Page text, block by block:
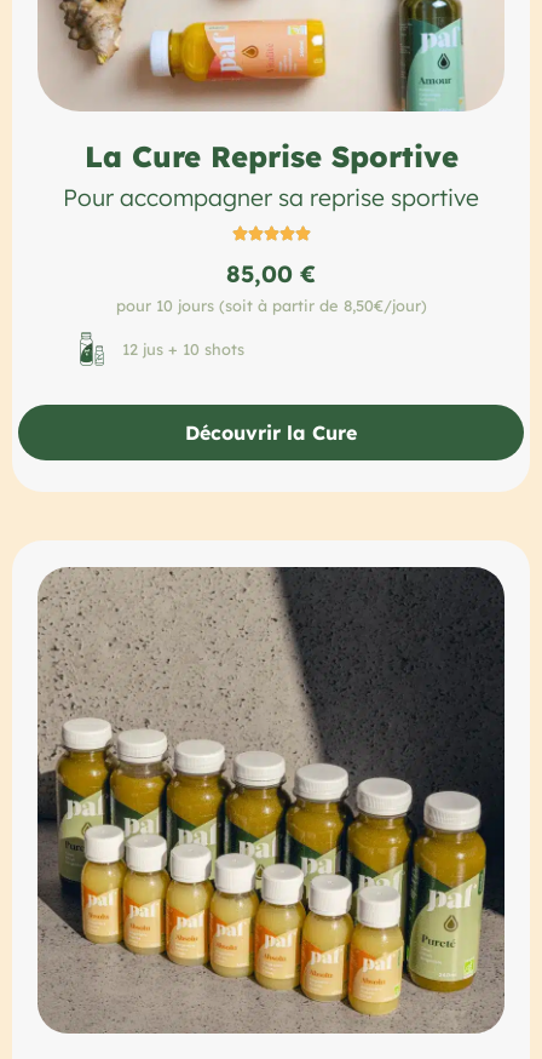
La Cure Reprise Sportive
Pour accompagner sa reprise sportive

85,00 €
pour 10 jours (soit à partir de 8,50€/jour)
12 jus + 10 shots
Découvrir la Cure